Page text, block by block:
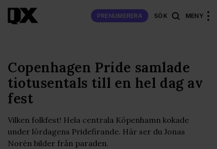
PRENUMERERA SÖK MENY
Copenhagen Pride samlade
tiotusentals till en hel dag av
fest
Vilken folkfest! Hela centrala Köpenhamn kokade
under lördagens Pridefirande. Här ser du Jonas
Norén bilder från paraden.